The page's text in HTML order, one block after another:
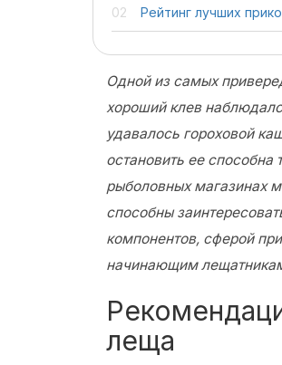
Рейтинг лучших
Одной из самых
хороший клев
удавалось гороховой
остановить ее
рыболовных магазинах
способны
компонентов, сферой
начинающим
леща